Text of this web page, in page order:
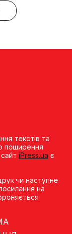
текстів та
поширення
iPress.ua є
чи наступне
на